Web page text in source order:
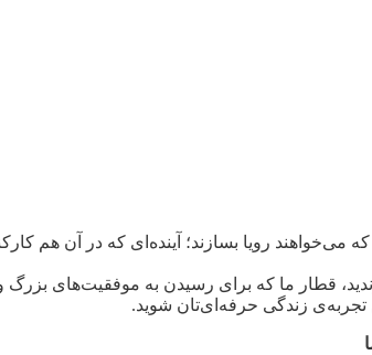
می‌خواهند رویا بسازند؛ آینده‌ای که در آن هم
قطار ما که برای رسیدن به موفقیت‌های